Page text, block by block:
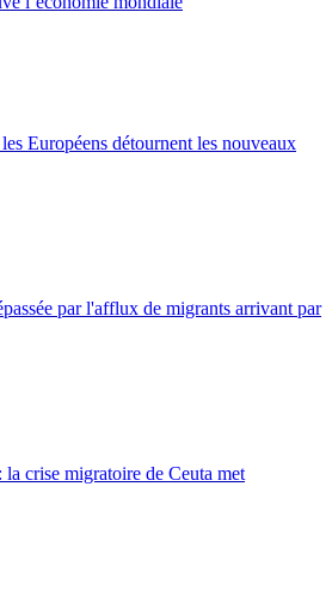
Européens détournent les nouveaux
par l'afflux de migrants arrivant par
la crise migratoire de Ceuta met